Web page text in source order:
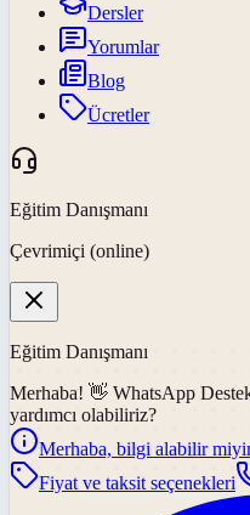
Dersler
Yorumlar
Blog
Ücretler
Eğitim Danışmanı
Çevrimiçi (online)
Eğitim Danışmanı
Merhaba! 👋 WhatsApp
yardımcı olabiliriz?
Merhaba, bilgi alabilir
Fiyat ve taksit seçenekleri